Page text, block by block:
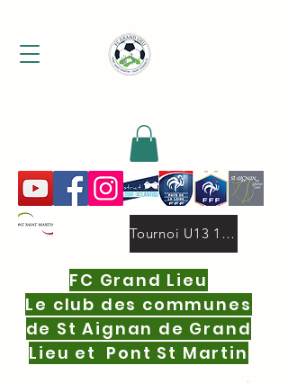
FC Grand Lieu
Le club des communes
de St Aignan de Grand
Lieu et Pont St Martin
Tournoi U13 19 oct.2025 deux niveaux 16 equipes par niveau.pdf